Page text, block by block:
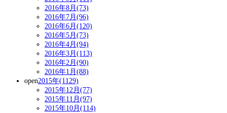
2016年8月(73)
2016年7月(96)
2016年6月(120)
2016年5月(73)
2016年4月(94)
2016年3月(113)
2016年2月(90)
2016年1月(88)
open2015年(1129)
2015年12月(77)
2015年11月(97)
2015年10月(114)